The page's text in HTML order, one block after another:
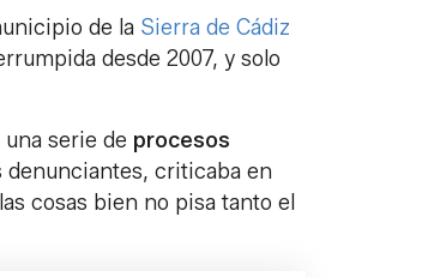
de la Sierra de Cádiz
desde 2007, y solo
serie de procesos
denunciantes, criticaba en
cosas bien no pisa tanto el